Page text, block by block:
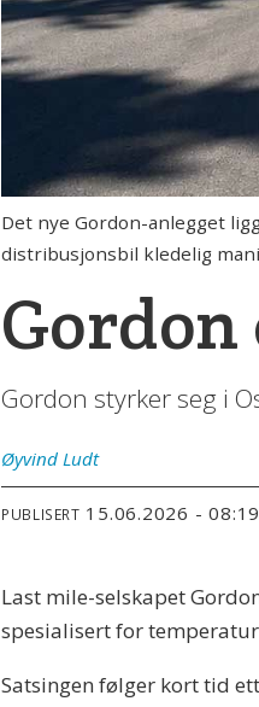
Det nye Gordon-anlegget
distribusjonsbil kledelig
Gordon
Gordon styrker seg i
Øyvind Ludt
PUBLISERT 15.06.2026 - 08:19
Last mile-selskapet
spesialisert for
Satsingen følger kort tid